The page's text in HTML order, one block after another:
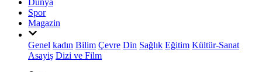
Dünya
Spor
Magazin
Genel kadın Bilim Çevre Din Sağlık Eğitim Kültür-Sanat
Asayiş Dizi ve Film